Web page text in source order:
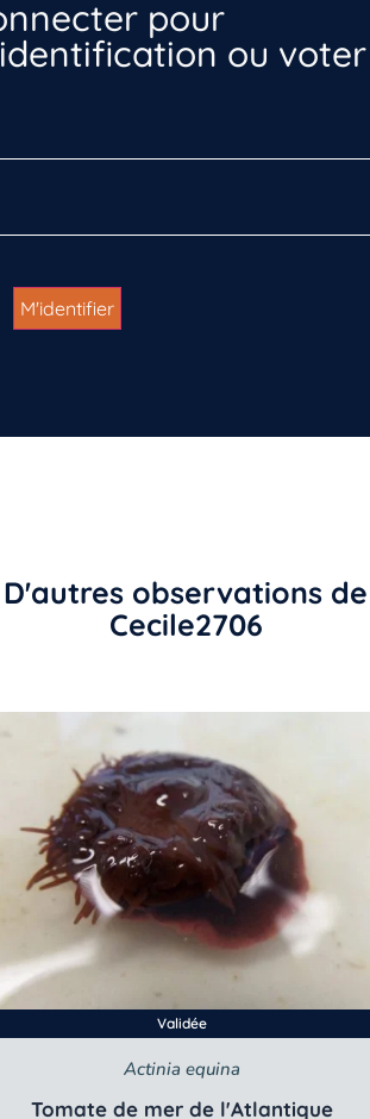
pour
ou voter
D'autres observations de
Cecile2706
Validée
Actinia equina
Tomate de mer de l'Atlantique